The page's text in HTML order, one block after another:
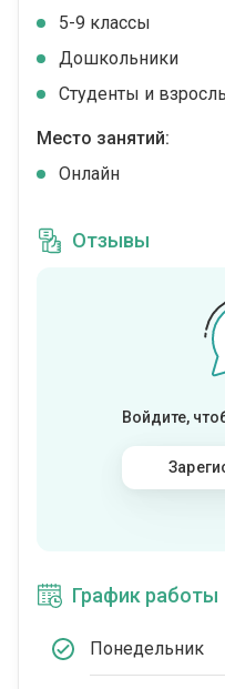
5-9 классы
Дошкольники
Студенты и
Место занятий:
Онлайн
Отзывы
Войдите,
График работы
Понедельник